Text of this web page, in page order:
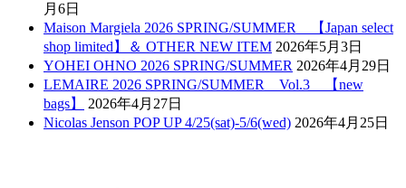
月6日
Maison Margiela 2026 SPRING/SUMMER 【Japan select
shop limited】＆ OTHER NEW ITEM 2026年5月3日
YOHEI OHNO 2026 SPRING/SUMMER 2026年4月29日
LEMAIRE 2026 SPRING/SUMMER Vol.3 【new
bags】
2026年4月27日
Nicolas Jenson POP UP 4/25(sat)-5/6(wed) 2026年4月25日